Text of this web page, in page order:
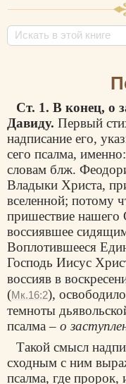
Медиа
Проверь себя
Ст. 1. В конец, о
Давиду. Первый
надписание его,
сего псалма,
словам блж.
Владыки Христа,
вселенной; потому
пришествие нашего
воссиявшее
Воплотившееся
Господь Иисус
воссияв в
(Мк.16:2),
темноты
псалма – о
Такой смысл
сходным с ним
псалма, где